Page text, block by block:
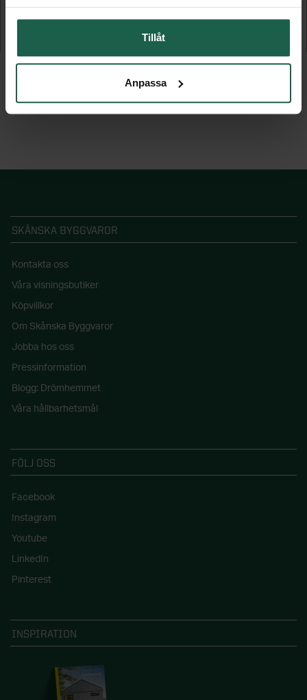
Tillåt
Anpassa
82 495 kr
SKÅNSKA BYGGVAROR
Kontakta oss
Våra visningsbutiker
Köpvillkor
Om Skånska Byggvaror
Jobba hos oss
Pressinformation
Blogg: Drömhemmet
Våra hållbarhetsmål
FÖLJ OSS
Facebook
Instagram
Youtube
LinkedIn
Pinterest
INSPIRATION